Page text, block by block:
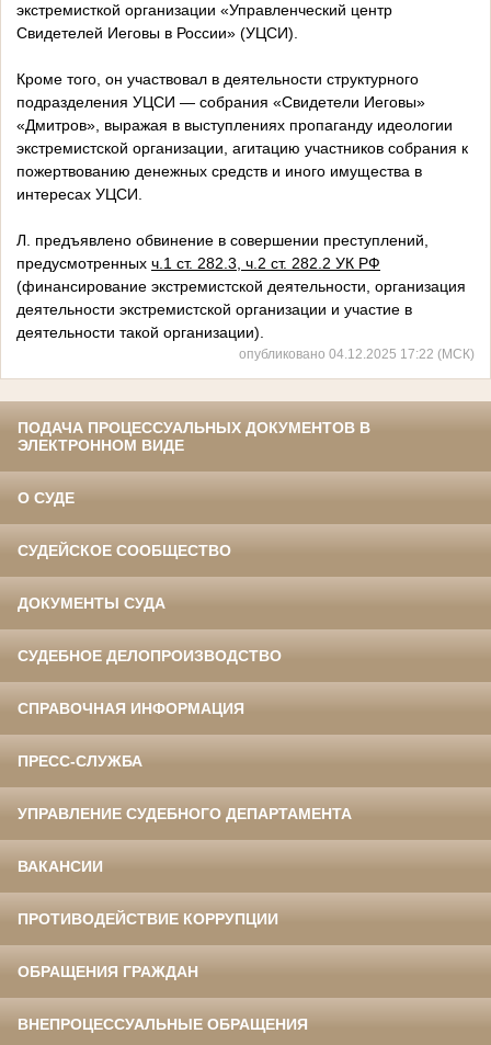
экстремисткой организации «Управленческий центр
Свидетелей Иеговы в России» (УЦСИ).
Кроме того, он участвовал в деятельности структурного
подразделения УЦСИ — собрания «Свидетели Иеговы»
«Дмитров», выражая в выступлениях пропаганду идеологии
экстремистской организации, агитацию участников собрания к
пожертвованию денежных средств и иного имущества в
интересах УЦСИ.
Л. предъявлено обвинение в совершении преступлений,
предусмотренных ч.1 ст. 282.3, ч.2 ст. 282.2 УК РФ
(финансирование экстремистской деятельности, организация
деятельности экстремистской организации и участие в
деятельности такой организации).
опубликовано 04.12.2025 17:22 (МСК)
ПОДАЧА ПРОЦЕССУАЛЬНЫХ ДОКУМЕНТОВ В
ЭЛЕКТРОННОМ ВИДЕ
О СУДЕ
СУДЕЙСКОЕ СООБЩЕСТВО
ДОКУМЕНТЫ СУДА
СУДЕБНОЕ ДЕЛОПРОИЗВОДСТВО
СПРАВОЧНАЯ ИНФОРМАЦИЯ
ПРЕСС-СЛУЖБА
УПРАВЛЕНИЕ СУДЕБНОГО ДЕПАРТАМЕНТА
ВАКАНСИИ
ПРОТИВОДЕЙСТВИЕ КОРРУПЦИИ
ОБРАЩЕНИЯ ГРАЖДАН
ВНЕПРОЦЕССУАЛЬНЫЕ ОБРАЩЕНИЯ